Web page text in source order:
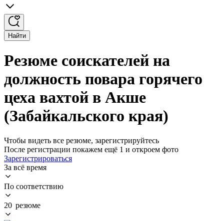
Найти
Резюме соискателей на
должность повара горячего
цеха вахтой в Акше
(Забайкальского края)
Чтобы видеть все резюме, зарегистрируйтесь
После регистрации покажем ещё 1 и откроем фото
Зарегистрироваться
За всё время
По соответствию
20 резюме